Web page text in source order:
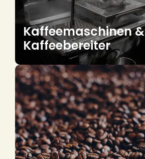
Kaffeemaschinen &
Kaffeebereiter